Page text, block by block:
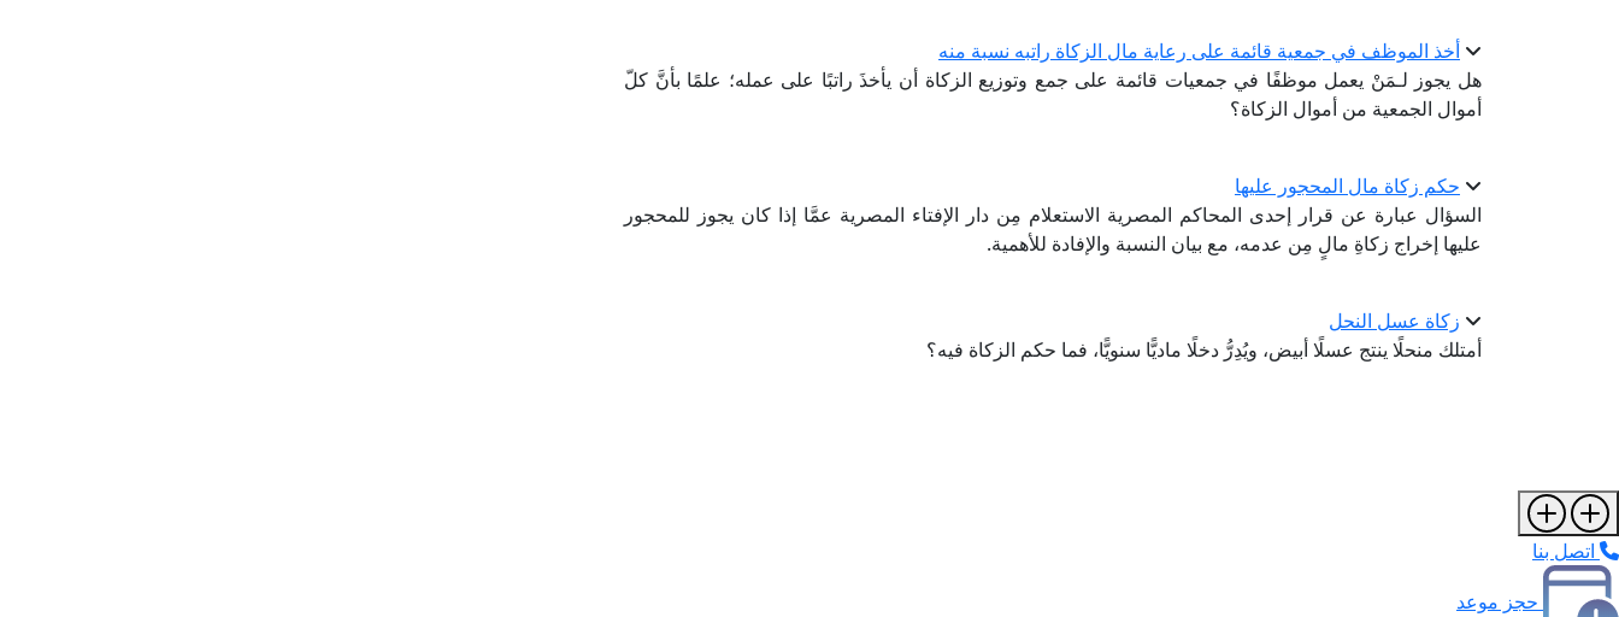
أخذ الموظف في جمعية قائمة على رعاية مال الزكاة راتبه نسبة منه
هل يجوز لـمَنْ يعمل موظفًا في جمعيات قائمة على جمع وتوزيع الزكاة أن يأخذَ راتبًا على عمله؛ علمًا بأنَّ كلّ
أموال الجمعية من أموال الزكاة؟
حكم زكاة مال المحجور عليها
السؤال عبارة عن قرار إحدى المحاكم المصرية الاستعلام مِن دار الإفتاء المصرية عمَّا إذا كان يجوز للمحجور
عليها إخراج زكاةِ مالٍ مِن عدمه، مع بيان النسبة والإفادة للأهمية.
زكاة عسل النحل
أمتلك منحلًا ينتج عسلًا أبيض، ويُدِرُّ دخلًا ماديًّا سنويًّا، فما حكم الزكاة فيه؟
اتصل بنا
حجز موعد